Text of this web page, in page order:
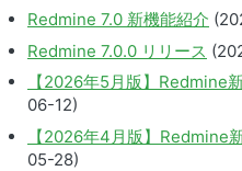
Redmine 7.0 新機能紹介
Redmine 7.0.0 リリース
【2026年5月版】Redmine
06-12)
【2026年4月版】Redmine
05-28)